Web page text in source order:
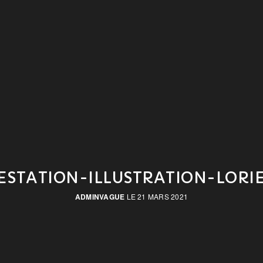
ILLUSTRATION-
ADMINVAGUE LE 21 MARS 2021